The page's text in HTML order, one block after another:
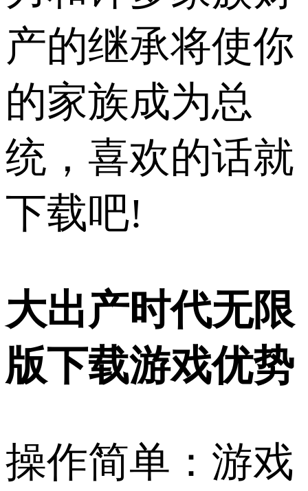
产的继承将使你
的家族成为总
统，喜欢的话就
下载吧!
大出产时代无限
版下载游戏优势
操作简单：游戏